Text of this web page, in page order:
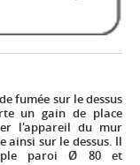
fumée sur le dessus
un gain de place
l'appareil du mur
ainsi sur le dessus. Il
paroi Ø 80 et